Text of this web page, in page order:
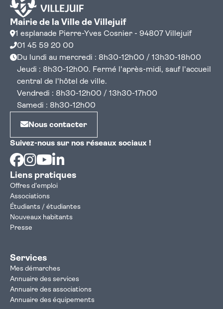
Mairie de la Ville de Villejuif
1 esplanade Pierre-Yves Cosnier - 94807 Villejuif
01 45 59 20 00
Du lundi au mercredi : 8h30-12h00 / 13h30-18h00
Jeudi : 8h30-12h00. Fermé l'après-midi, sauf l'accueil
central de l'hôtel de ville.
Vendredi : 8h30-12h00 / 13h30-17h00
Samedi : 8h30-12h00
Nous contacter
Suivez-nous sur nos réseaux sociaux !
Facebook
Instagram
Youtube
Liens pratiques
Offres d'emploi
Associations
Étudiants / étudiantes
Nouveaux habitants
Presse
Services
Mes démarches
Annuaire des services
Annuaire des associations
Annuaire des équipements